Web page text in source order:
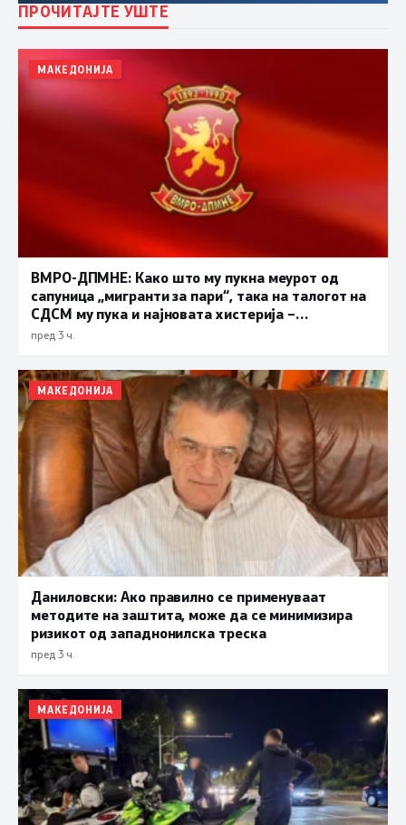
ПРОЧИТАЈТЕ УШТЕ
МАКЕДОНИЈА
ВМРО-ДПМНЕ: Како што му пукна меурот од
сапуница „мигранти за пари“, така на талогот на
СДСМ му пука и најновата хистерија –
прифаќање на француски предлог
пред 3 ч.
МАКЕДОНИЈА
Даниловски: Ако правилно се применуваат
методите на заштита, може да се минимизира
ризикот од западнонилска треска
пред 3 ч.
МАКЕДОНИЈА